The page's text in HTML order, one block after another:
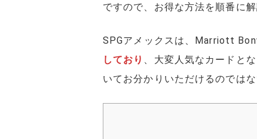
ですので、お得な方法を順番に解
SPGアメックスは、Marriott
しており
、大変人気なカードと
いてお分かりいただけるのではな